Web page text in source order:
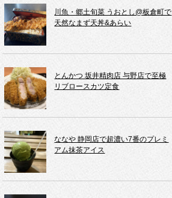
川魚・郷土旬菜 うおとし@板倉町で
天然なまず天丼&あらい
とんかつ 坂井精肉店 与野店で至極
リブロースカツ定食
ななや 静岡店で超濃い7番のプレミ
アム抹茶アイス